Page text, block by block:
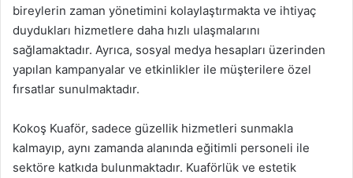
bireylerin zaman yönetimini kolaylaştırmakta ve ihtiyaç
duydukları hizmetlere daha hızlı ulaşmalarını
sağlamaktadır. Ayrıca, sosyal medya hesapları üzerinden
yapılan kampanyalar ve etkinlikler ile müşterilere özel
fırsatlar sunulmaktadır.
Kokoş Kuaför, sadece güzellik hizmetleri sunmakla
kalmayıp, aynı zamanda alanında eğitimli personeli ile
sektöre katkıda bulunmaktadır. Kuaförlük ve estetik